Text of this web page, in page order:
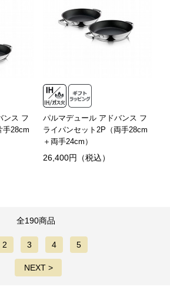
ンス フ
手28cm
パルマデュール アドバンス フ
ライパンセット2P（両手28cm
＋両手24cm）
26,400円（税込）
全190商品
2 3 4 5
NEXT >